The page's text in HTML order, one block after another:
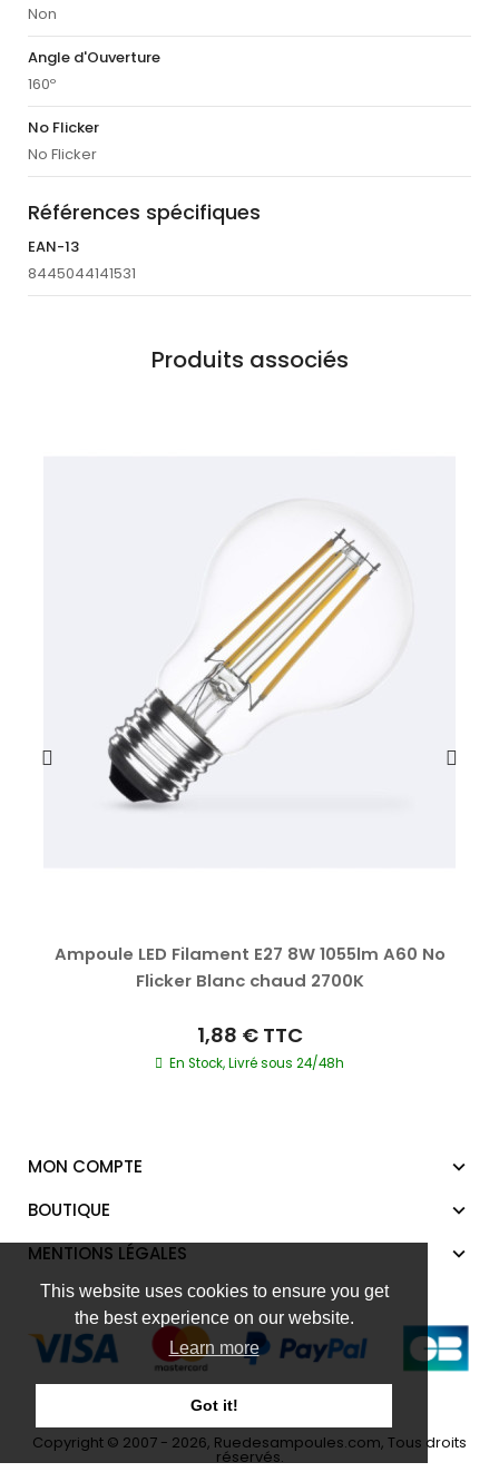
This website uses cookies to ensure you get
the best experience on our website.
Learn more
Got it!
Non
Angle d'Ouverture
160º
No Flicker
No Flicker
Références spécifiques
EAN-13
8445044141531
Produits associés
Ampoule LED Filament E27 8W 1055lm A60 No
Flicker Blanc chaud 2700K
1,88 € TTC
En Stock, Livré sous 24/48h
MON COMPTE
BOUTIQUE
MENTIONS LÉGALES
Copyright © 2007 - 2026, Ruedesampoules.com, Tous droits
réservés.